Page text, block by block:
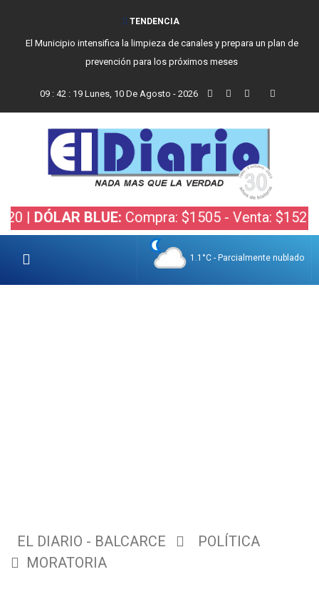
TENDENCIA
El Municipio intensifica la limpieza de canales y prepara un plan de
prevención para los próximos meses
09 : 42 : 20 Lunes, 10 De Agosto - 2026
BLUE: Compra: $1505 - Venta: $1525 |
1.1°C - Parcialmente nublado
EL DIARIO - BALCARCE
POLÍTICA
MORATORIA